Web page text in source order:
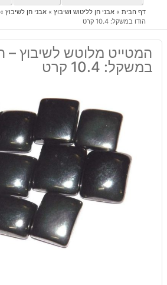
דף הבית» אבני חן לליטוש ושיבוץ» אבני חן לשיבוץ»
הודו במשקל: 10.4 קרט
המטייט מלוטש לשיבוץ –
במשקל: 10.4 קרט